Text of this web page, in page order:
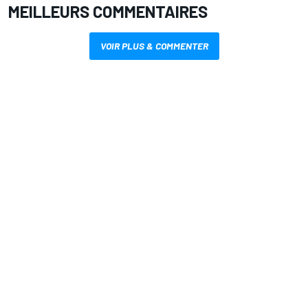
MEILLEURS COMMENTAIRES
VOIR PLUS & COMMENTER